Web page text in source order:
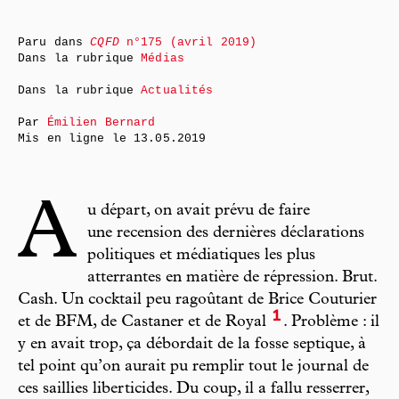
A
u départ, on avait prévu de faire
une recension des dernières déclarations
politiques et médiatiques les plus
atterrantes en matière de répression. Brut.
Cash. Un cocktail peu ragoûtant de Brice Couturier
et de BFM, de Castaner et de Royal 1 . Problème : il
y en avait trop, ça débordait de la fosse septique, à
tel point qu’on aurait pu remplir tout le journal de
ces saillies liberticides. Du coup, il a fallu resserrer,
Paru dansCQFDn°175 (avril 2019)
Dans la rubriqueMédias
Dans la rubriqueActualités
Par Émilien Bernard
Mis en ligne le 13.05.2019